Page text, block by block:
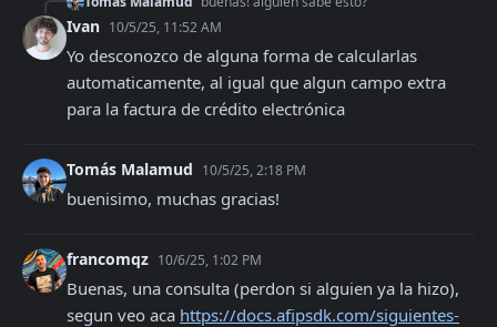
Ivan 10/5/25, 11:52 AM
Yo desconozco de alguna forma de calcularlas
automaticamente, al igual que algun campo extra
para la factura de crédito electrónica
Tomás Malamud 10/5/25, 2:18 PM
buenisimo, muchas gracias!
francomqz 10/6/25, 1:02 PM
Buenas, una consulta (perdon si alguien ya la hizo),
segun veo aca https://docs.afipsdk.com/siguientes-